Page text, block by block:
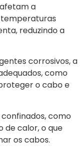
a
reduzindo a
corrosivos, a
como
o cabo e
como
de calor, o que
os cabos.